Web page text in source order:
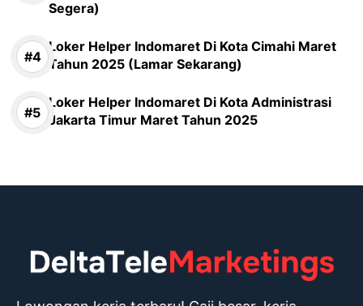
Segera)
Loker Helper Indomaret Di Kota Cimahi Maret
Tahun 2025 (Lamar Sekarang)
Loker Helper Indomaret Di Kota Administrasi
Jakarta Timur Maret Tahun 2025